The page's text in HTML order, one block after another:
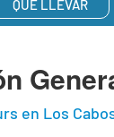
QUE LLEVAR
en Los